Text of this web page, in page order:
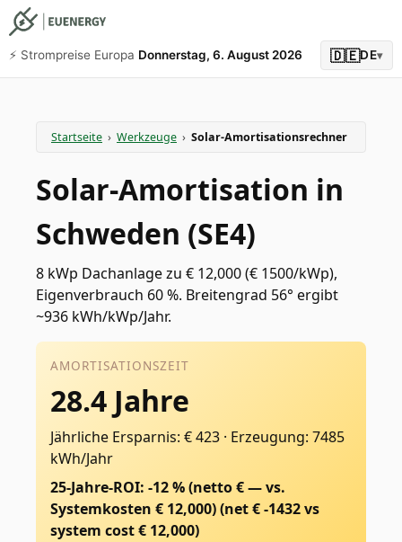
⚡️ Strompreise Europa Donnerstag, 6. August 2026 🇩🇪DE▾
Startseite › Werkzeuge › Solar-Amortisationsrechner
Solar-Amortisation in
Schweden (SE4)
8 kWp Dachanlage zu € 12,000 (€ 1500/kWp),
Eigenverbrauch 60 %. Breitengrad 56° ergibt
~936 kWh/kWp/Jahr.
AMORTISATIONSZEIT
28.4 Jahre
Jährliche Ersparnis: € 423 · Erzeugung: 7485
kWh/Jahr
25-Jahre-ROI: -12 % (netto € — vs.
Systemkosten € 12,000)(net €-1432vs
system cost € 12,000)